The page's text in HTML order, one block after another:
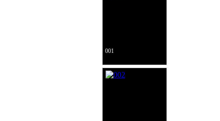
001